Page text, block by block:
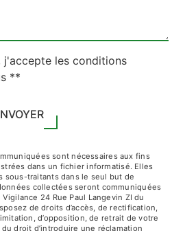
j'accepte les conditions
**
sont nécessaires aux fins
dans un fichier informatisé. Elles
sous-traitants dans le seul but de
collectées seront communiquées
24 Rue Paul Langevin ZI du
de droits d’accès, de rectification,
d’opposition, de retrait de votre
droit d’introduire une réclamation